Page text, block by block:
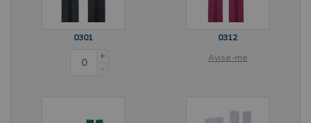
0301
+
-
0312
Avise-me